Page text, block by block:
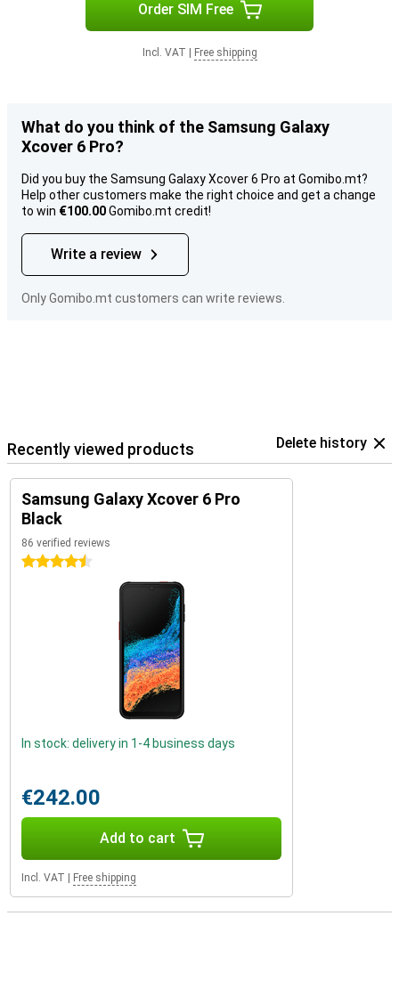
Order SIM Free
Incl. VAT Free shipping
What do you think of the Samsung Galaxy
Xcover 6 Pro?
Did you buy the Samsung Galaxy Xcover 6 Pro at Gomibo.mt?
Help other customers make the right choice and get a change
to win €100.00Gomibo.mt credit!
Write a review
Only Gomibo.mt customers can write reviews.
Recently viewed products Delete history
Samsung Galaxy Xcover 6 Pro
Black
86 verified reviews
4.5 stars
In stock: delivery in 1-4 business days
€242.00
Add to cart
Incl. VAT Free shipping